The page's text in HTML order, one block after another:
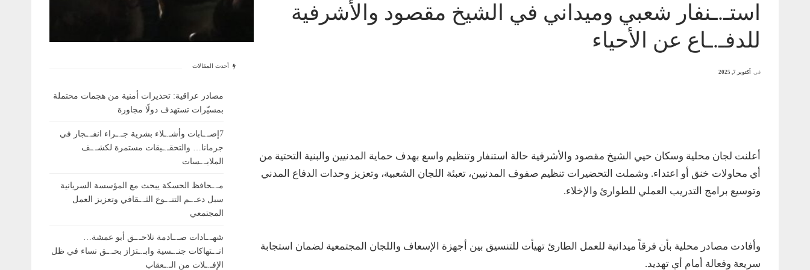
استـ.ـنفار شعبي وميداني في الشيخ مقصود والأشرفية
للدفـ.ـاع عن الأحياء
في أكتوبر 7, 2025
أعلنت لجان محلية وسكان حيي الشيخ مقصود والأشرفية حالة استنفار وتنظيم واسع بهدف حماية المدنيين والبنية التحتية من
أي محاولات خنق أو اعتداء. وشملت التحضيرات تنظيم صفوف المدنيين، تعبئة اللجان الشعبية، وتعزيز وحدات الدفاع المدني
وتوسيع برامج التدريب العملي للطوارئ والإخلاء.
وأفادت مصادر محلية بأن فرقاً ميدانية للعمل الطارئ تهيأت للتنسيق بين أجهزة الإسعاف واللجان المجتمعية لضمان استجابة
سريعة وفعالة أمام أي تهديد.
أحدث المقالات
مصادر عراقية: تحذيرات أمنية من هجمات محتملة
بمسيّرات تستهدف دولًا مجاورة
7إصـ.ـابات وأشـ.ـلاء بشرية جـ.ـراء انفـ.ـجار في
جرمانا… والتحقـ.ـيقات مستمرة لكشـ.ـف
الملابـ.ـسات
مـ.ـحافظ الحسكة يبحث مع المؤسسة السريانية
سبل دعـ.ـم التنـ.ـوع الثـ.ـقافي وتعزيز العمل
المجتمعي
شهـ.ـادات صـ.ـادمة تلاحـ.ـق أبو عمشة…
انـ.ـتهاكات جنـ.ـسية وابـ.ـتزاز بحـ.ـق نساء في ظل
الإفـ.ـلات من الـ.ـعقاب